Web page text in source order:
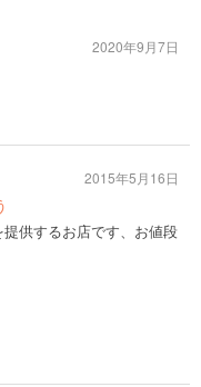
2020年9月7日
供するお店です、お値段
2015年5月16日